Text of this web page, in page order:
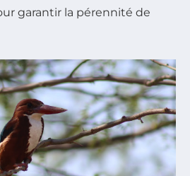
garantir la pérennité de